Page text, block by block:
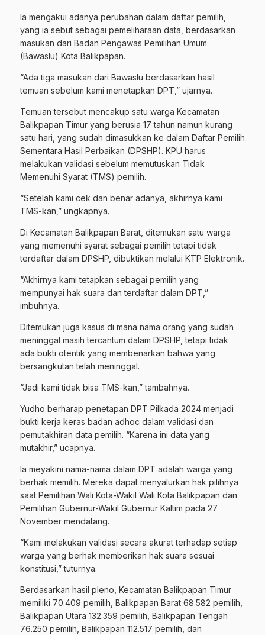
Ia mengakui adanya perubahan dalam daftar pemilih,
yang ia sebut sebagai pemeliharaan data, berdasarkan
masukan dari Badan Pengawas Pemilihan Umum
(Bawaslu) Kota Balikpapan.
“Ada tiga masukan dari Bawaslu berdasarkan hasil
temuan sebelum kami menetapkan DPT,” ujarnya.
Temuan tersebut mencakup satu warga Kecamatan
Balikpapan Timur yang berusia 17 tahun namun kurang
satu hari, yang sudah dimasukkan ke dalam Daftar Pemilih
Sementara Hasil Perbaikan (DPSHP). KPU harus
melakukan validasi sebelum memutuskan Tidak
Memenuhi Syarat (TMS) pemilih.
“Setelah kami cek dan benar adanya, akhirnya kami
TMS-kan,” ungkapnya.
Di Kecamatan Balikpapan Barat, ditemukan satu warga
yang memenuhi syarat sebagai pemilih tetapi tidak
terdaftar dalam DPSHP, dibuktikan melalui KTP Elektronik.
“Akhirnya kami tetapkan sebagai pemilih yang
mempunyai hak suara dan terdaftar dalam DPT,”
imbuhnya.
Ditemukan juga kasus di mana nama orang yang sudah
meninggal masih tercantum dalam DPSHP, tetapi tidak
ada bukti otentik yang membenarkan bahwa yang
bersangkutan telah meninggal.
“Jadi kami tidak bisa TMS-kan,” tambahnya.
Yudho berharap penetapan DPT Pilkada 2024 menjadi
bukti kerja keras badan adhoc dalam validasi dan
pemutakhiran data pemilih. “Karena ini data yang
mutakhir,” ucapnya.
Ia meyakini nama-nama dalam DPT adalah warga yang
berhak memilih. Mereka dapat menyalurkan hak pilihnya
saat Pemilihan Wali Kota-Wakil Wali Kota Balikpapan dan
Pemilihan Gubernur-Wakil Gubernur Kaltim pada 27
November mendatang.
“Kami melakukan validasi secara akurat terhadap setiap
warga yang berhak memberikan hak suara sesuai
konstitusi,” tuturnya.
Berdasarkan hasil pleno, Kecamatan Balikpapan Timur
memiliki 70.409 pemilih, Balikpapan Barat 68.582 pemilih,
Balikpapan Utara 132.359 pemilih, Balikpapan Tengah
76.250 pemilih, Balikpapan 112.517 pemilih, dan